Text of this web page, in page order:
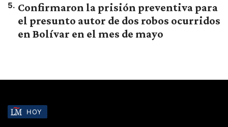
5. Confirmaron la prisión preventiva para
el presunto autor de dos robos ocurridos
en Bolívar en el mes de mayo
HOY